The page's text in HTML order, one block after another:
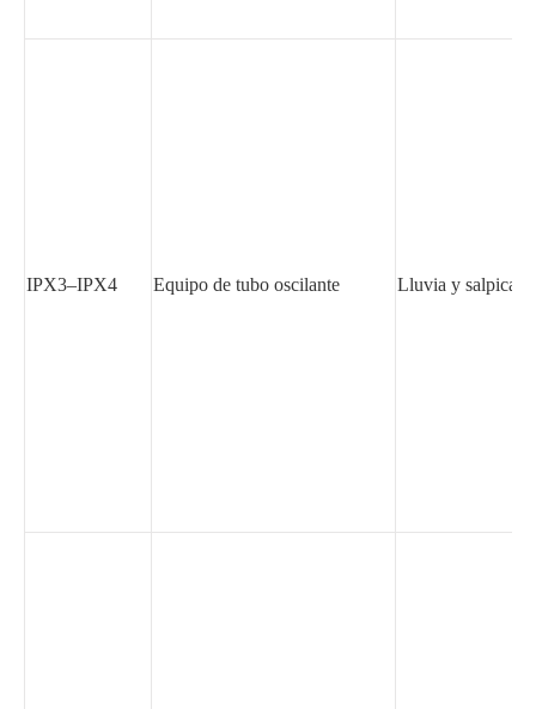
IPX3–IPX4 Equipo de tubo oscilante Lluvia y